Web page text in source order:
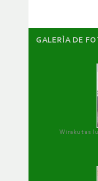
GALERÌA DE
Wirakutas